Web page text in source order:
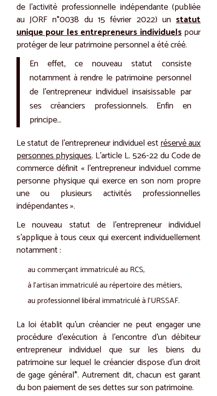
de l’activité professionnelle indépendante (publiée
au JORF n°0038 du 15 février 2022) unstatut
unique pour les entrepreneurs individuelspour
protéger de leur patrimoine personnel a été créé.
En effet, ce nouveau statut consiste
notamment à rendre le patrimoine personnel
de l’entrepreneur individuel insaisissable par
ses créanciers professionnels. Enfin en
principe…
Le statut de l’entrepreneur individuel estréservé aux
personnes physiques. L’article L. 526-22 du Code de
commerce définit « l’entrepreneur individuel comme
personne physique qui exerce en son nom propre
une ou plusieurs activités professionnelles
indépendantes ».
Le nouveau statut de l’entrepreneur individuel
s’applique à tous ceux qui exercent individuellement
notamment :
au commerçant immatriculé au RCS,
à l’artisan immatriculé au répertoire des métiers,
au professionnel libéral immatriculé à l’URSSAF.
La loi établit qu’un créancier ne peut engager une
procédure d’exécution à l’encontre d’un débiteur
entrepreneur individuel que sur les biens du
patrimoine sur lequel le créancier dispose d’un droit
de gage général*. Autrement dit, chacun est garant
du bon paiement de ses dettes sur son patrimoine.